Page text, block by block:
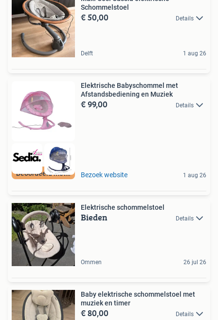
Schommelstoel
€ 50,00 Details
Delft 1 aug 26
Beoordeeld met 9+
Elektrische Babyschommel met
Afstandsbediening en Muziek
€ 99,00 Details
Bezoek website 1 aug 26
Elektrische schommelstoel
Bieden Details
Ommen 26 jul 26
Baby elektrische schommelstoel met
muziek en timer
€ 80,00 Details